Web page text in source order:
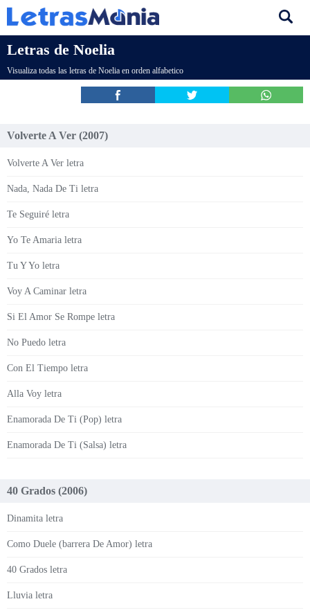
Letras de Noelia
Visualiza todas las letras de Noelia en orden alfabetico
Volverte A Ver (2007)
Volverte A Ver letra
Nada, Nada De Ti letra
Te Seguiré letra
Yo Te Amaria letra
Tu Y Yo letra
Voy A Caminar letra
Si El Amor Se Rompe letra
No Puedo letra
Con El Tiempo letra
Alla Voy letra
Enamorada De Ti (Pop) letra
Enamorada De Ti (Salsa) letra
40 Grados (2006)
Dinamita letra
Como Duele (barrera De Amor) letra
40 Grados letra
Lluvia letra